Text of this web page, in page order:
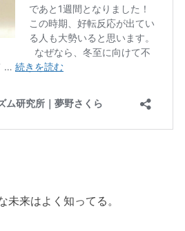
未来はよく知ってる。